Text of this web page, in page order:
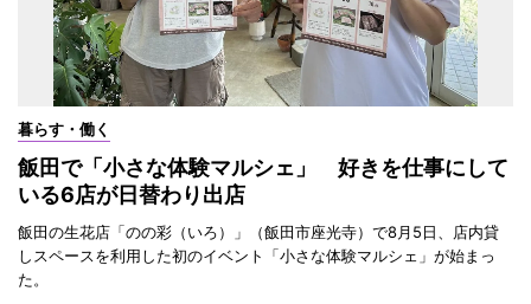
暮らす・働く
飯田で「小さな体験マルシェ」 好きを仕事にして
いる6店が日替わり出店
飯田の生花店「のの彩（いろ）」（飯田市座光寺）で8月5日、店内貸
しスペースを利用した初のイベント「小さな体験マルシェ」が始まっ
た。